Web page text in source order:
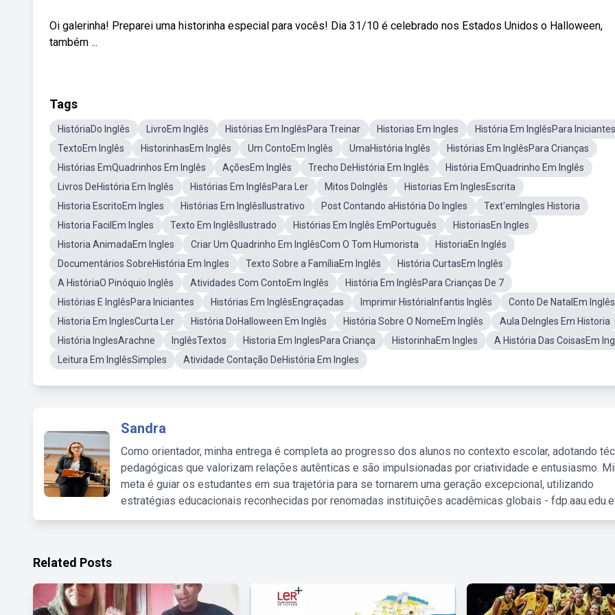
Oi galerinha! Preparei uma historinha especial para vocês! Dia 31/10 é celebrado nos Estados Unidos o Halloween,
também ...
Tags
HistóriaDo Inglês LivroEm Inglês Histórias Em InglêsPara Treinar Historias Em Ingles
História Em InglêsPara Iniciantes
TextoEm Inglês
HistorinhasEm Inglês Um ContoEm Inglês UmaHistória Inglês
Histórias Em InglêsPara Crianças
Histórias EmQuadrinhos Em Inglês
AçõesEm Inglês Trecho DeHistória Em Inglês
História EmQuadrinho Em Inglês
Livros DeHistória Em Inglês
Histórias Em InglêsPara Ler Mitos DoInglês
Historias Em InglesEscrita
Historia EscritoEm Ingles
Histórias Em InglêsIlustrativo Post Contando aHistória Do Ingles
Text'emIngles Historia
Historia FacilEm Ingles
Texto Em InglêsIlustrado Histórias Em Inglês EmPortuguês
HistoriasEn Ingles
Historia AnimadaEm Ingles
Criar Um Quadrinho Em InglêsCom O Tom Humorista
HistoriaEn Inglés
Documentários SobreHistória Em Ingles
Texto Sobre a FamíliaEm Inglês
História CurtasEm Inglês
A HistóriaO Pinóquio Inglês
Atividades Com ContoEm Inglês
História Em InglêsPara Crianças De 7
Histórias E InglêsPara Iniciantes
Histórias Em InglêsEngraçadas Imprimir HistóriaInfantis Inglês
Conto De NatalEm Inglês
Historia Em InglesCurta Ler
História DoHalloween Em Inglês História Sobre O NomeEm Inglês
Aula DeIngles Em Historia
História InglesArachne
InglêsTextos Historia Em InglesPara Criança HistorinhaEm Ingles
A História Das CoisasEm
Leitura Em InglêsSimples
Atividade Contação DeHistória Em Ingles
Sandra
Como orientador, minha entrega é completa ao progresso dos alunos no contexto escolar, adotando
pedagógicas que valorizam relações autênticas e são impulsionadas por criatividade e entusiasmo.
meta é guiar os estudantes em sua trajetória para se tornarem uma geração excepcional, utilizando
estratégias educacionais reconhecidas por renomadas instituições acadêmicas globais -
Related Posts